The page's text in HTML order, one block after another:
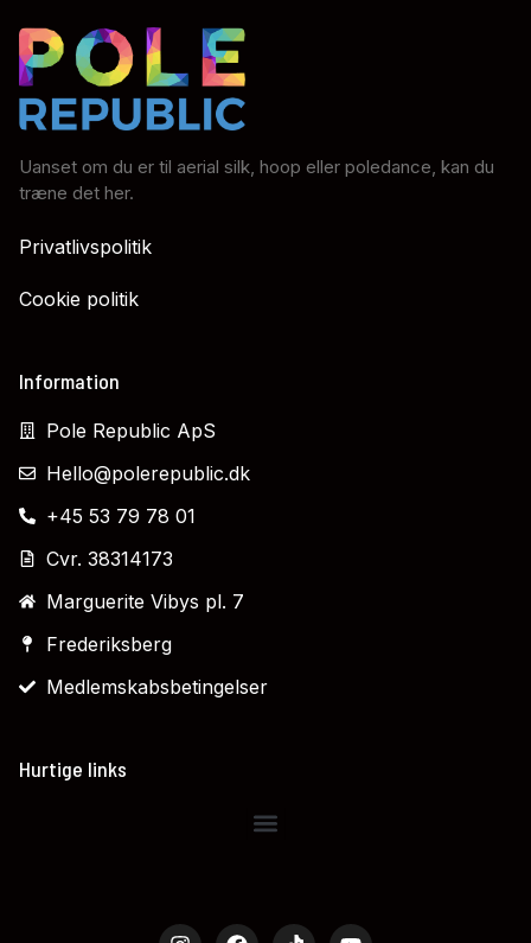
Uanset om du er til aerial silk, hoop eller poledance, kan du
træne det her.
Privatlivspolitik
Cookie politik
Information
Pole Republic ApS
Hello@polerepublic.dk
+45 53 79 78 01
Cvr. 38314173
Marguerite Vibys pl. 7
Frederiksberg
Medlemskabsbetingelser
Hurtige links